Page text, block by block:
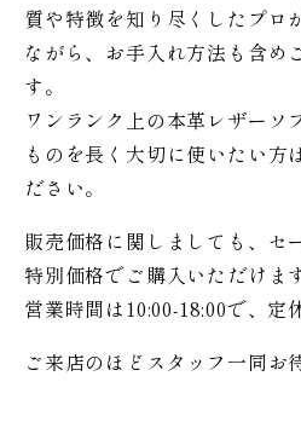
質や特徴を知り尽くしたプロ
ながら、お手入れ方法も含め
す。
ワンランク上の本革レザーソ
ものを長く大切に使いたい方
ださい。
販売価格に関しましても、セ
特別価格でご購入いただけま
営業時間は10:00-18:00で、定
ご来店のほどスタッフ一同お